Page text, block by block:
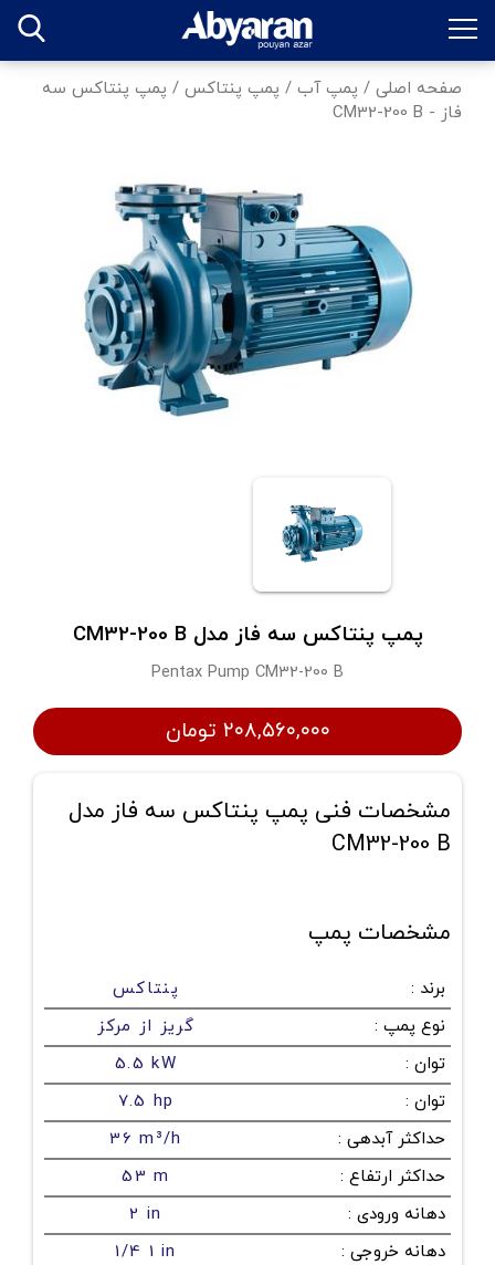
صفحه اصلی / پمپ آب / پمپ پنتاکس / پمپ پنتاکس سه
فاز - CM32-200 B
پمپ پنتاکس سه فاز مدل CM32-200 B
Pentax Pump CM32-200 B
۲۰۸,۵۶۰,۰۰۰ تومان
مشخصات فنی پمپ پنتاکس سه فاز مدل
CM32-200 B
مشخصات پمپ
برند :
پنتاکس
نوع پمپ :
گریز از مرکز
توان :
5.5 kW
توان :
7.5 hp
حداکثر آبدهی :
36 m³/h
حداکثر ارتفاع :
53 m
دهانه ورودی :
2 in
دهانه خروجی :
1/4 1 in